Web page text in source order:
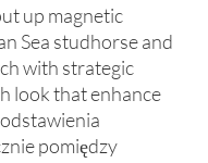
up magnetic
Sea studhorse and
with strategic
look that enhance
pomiędzy